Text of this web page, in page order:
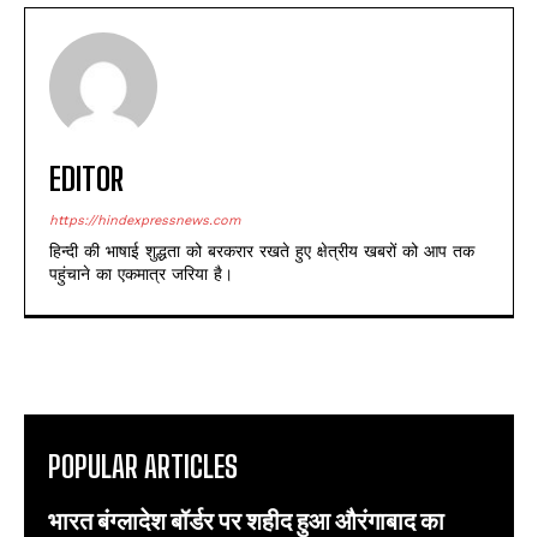
EDITOR
https://hindexpressnews.com
हिन्दी की भाषाई शुद्धता को बरकरार रखते हुए क्षेत्रीय खबरों को आप तक
पहुंचाने का एकमात्र जरिया है।
POPULAR ARTICLES
भारत बंग्लादेश बॉर्डर पर शहीद हुआ औरंगाबाद का